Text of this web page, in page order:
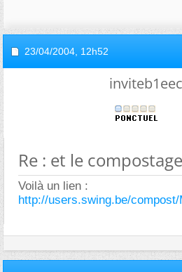
23/04/2004, 12h52
Re : et le
Voilà un lien :
http://users.swing.be/